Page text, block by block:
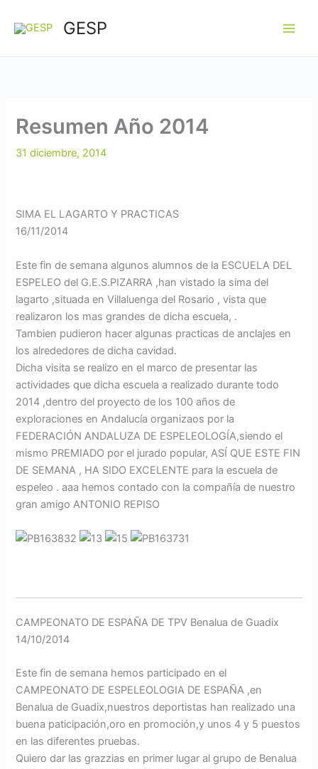
GESP
Resumen Año 2014
31 diciembre, 2014
SIMA EL LAGARTO Y PRACTICAS
16/11/2014
Este fin de semana algunos alumnos de la ESCUELA DEL
ESPELEO del G.E.S.PIZARRA ,han vistado la sima del
lagarto ,situada en Villaluenga del Rosario , vista que
realizaron los mas grandes de dicha escuela, .
Tambien pudieron hacer algunas practicas de anclajes en
los alrededores de dicha cavidad.
Dicha visita se realizo en el marco de presentar las
actividades que dicha escuela a realizado durante todo
2014 ,dentro del proyecto de los 100 años de
exploraciones en Andalucía organizaos por la
FEDERACIÓN ANDALUZA DE ESPELEOLOGÍA,siendo el
mismo PREMIADO por el jurado popular, ASÍ QUE ESTE FIN
DE SEMANA , HA SIDO EXCELENTE para la escuela de
espeleo . aaa hemos contado con la compañía de nuestro
gran amigo ANTONIO REPISO
CAMPEONATO DE ESPAÑA DE TPV Benalua de Guadix
14/10/2014
Este fin de semana hemos participado en el
CAMPEONATO DE ESPELEOLOGIA DE ESPAÑA ,en
Benalua de Guadix,nuestros deportistas han realizado una
buena paticipación,oro en promoción,y unos 4 y 5 puestos
en las diferentes pruebas.
Quiero dar las grazzias en primer lugar al grupo de Benalua